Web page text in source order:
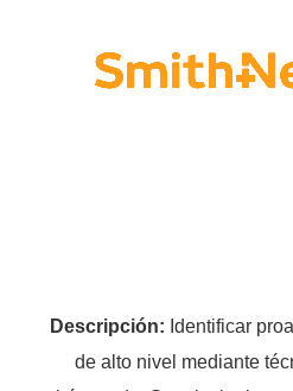
Descripción: Identificar
de alto nivel mediante